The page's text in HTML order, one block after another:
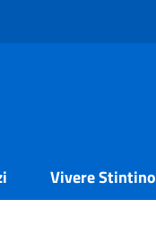
Vivere Stintino